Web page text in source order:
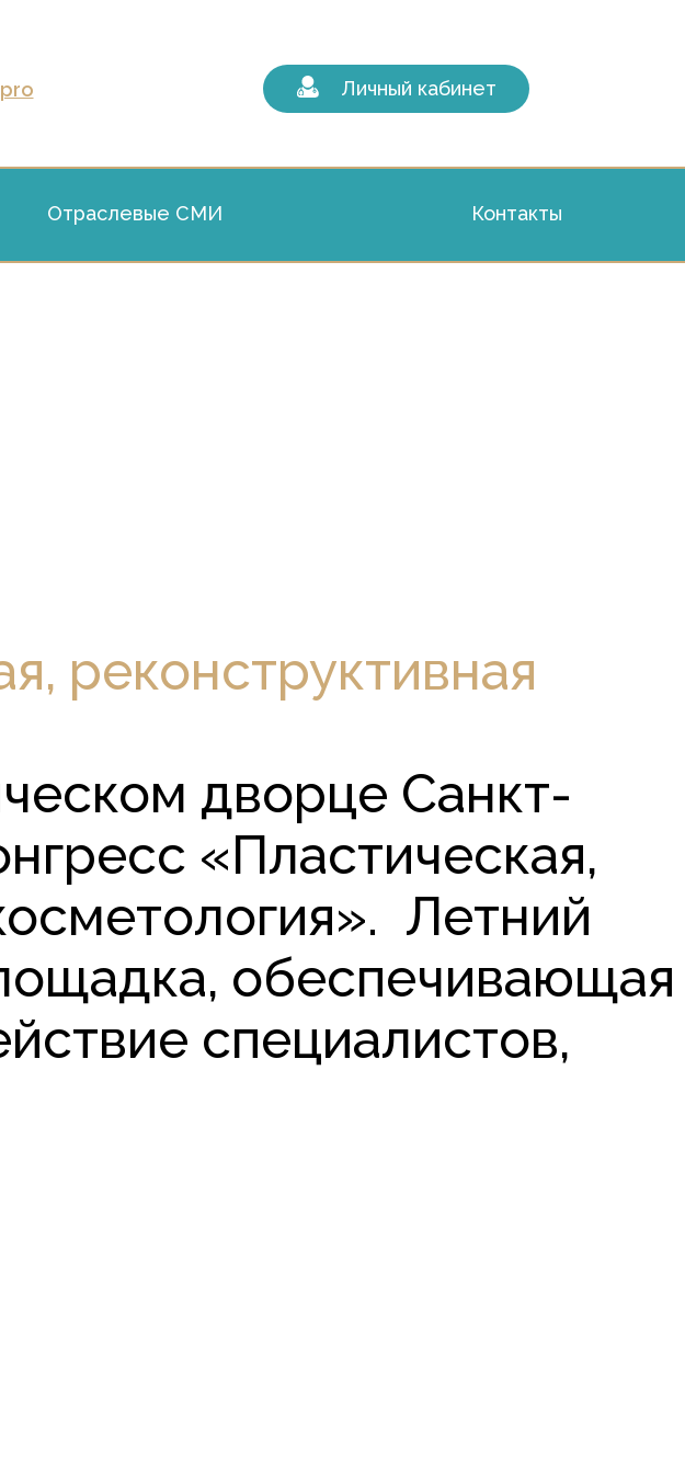
Личный кабинет
Отраслевые СМИ Контакты
реконструктивная
дворце Санкт-
«Пластическая,
Летний
обеспечивающая
специалистов,